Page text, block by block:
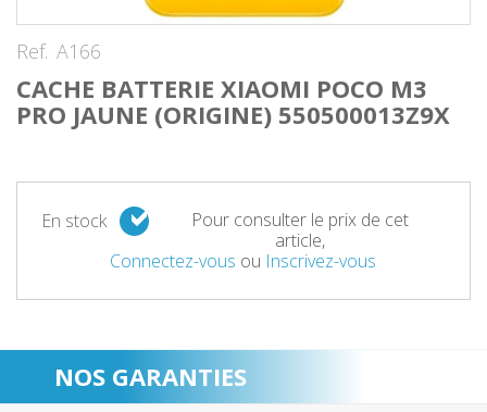
Ref. A166
CACHE BATTERIE XIAOMI POCO M3
PRO JAUNE (ORIGINE) 550500013Z9X
En stock
Pour consulter le prix de cet
article,
Connectez-vous ou Inscrivez-vous
NOS GARANTIES